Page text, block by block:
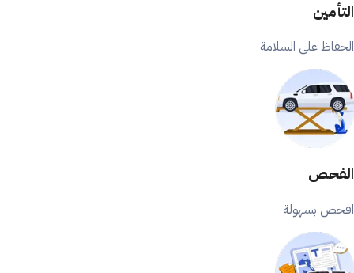
التأمين
الحفاظ على السلامة
الفحص
افحص بسهولة